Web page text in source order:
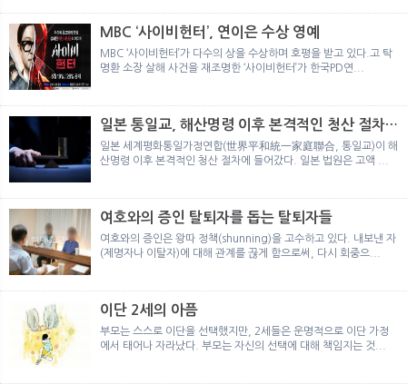
MBC ‘사이비헌터’, 연이은 수상 영예
MBC ‘사이비헌터’가 다수의 상을 수상하며 호평을 받고 있다.고 탁
명환 소장 살해 사건을 재조명한 ‘사이비헌터’가 한국PD연...
일본 통일교, 해산명령 이후 본격적인 청산 절차
돌입
일본 세계평화통일가정연합(世界平和統一家庭聯合, 통일교)이 해
산명령 이후 본격적인 청산 절차에 들어갔다. 일본 법원은 고액 ...
여호와의 증인 탈퇴자를 돕는 탈퇴자들
여호와의 증인은 왕따 정책(shunning)을 고수하고 있다. 내보낸 자
(제명자나 이탈자)에 대해 관계를 끊게 함으로써, 다시 회중으...
이단 2세의 아픔
부모는 스스로 이단을 선택했지만, 2세들은 운명적으로 이단 가정
에서 태어나 자라났다. 부모는 자신의 선택에 대해 책임지는 것...